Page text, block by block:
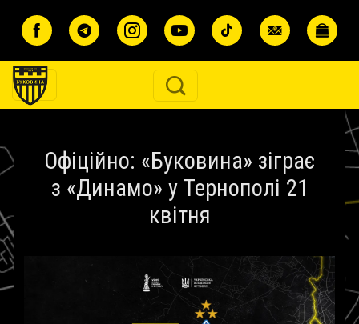
Офіційно: «Буковина» зіграє
з «Динамо» у Тернополі 21
квітня